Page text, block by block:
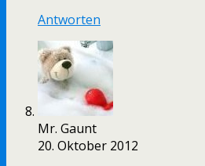
Antworten
Mr. Gaunt
20. Oktober 2012